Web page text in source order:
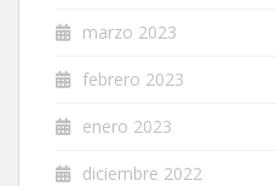
marzo 2023
febrero 2023
enero 2023
diciembre 2022